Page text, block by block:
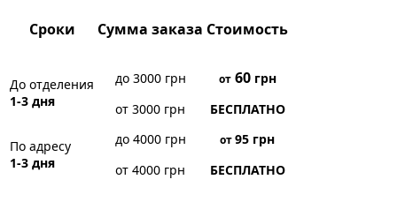
Сроки Сумма заказа Стоимость
До отделения
1-3 дня
до 3000 грн от60грн
от 3000 грн
БЕСПЛАТНО
По адресу
1-3 дня
до 4000 грн от95 грн
от 4000 грн
БЕСПЛАТНО